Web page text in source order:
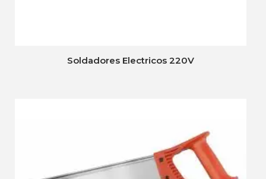
Soldadores Electricos 220V